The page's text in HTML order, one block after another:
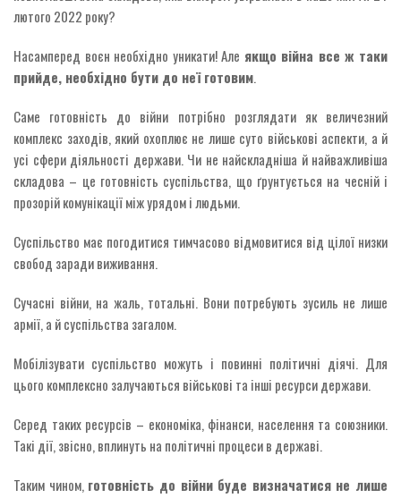
лютого 2022 року?
Насамперед воєн необхідно уникати! Але якщо війна все ж таки
прийде, необхідно бути до неї готовим.
Саме готовність до війни потрібно розглядати як величезний
комплекс заходів, який охоплює не лише суто військові аспекти, а й
усі сфери діяльності держави. Чи не найскладніша й найважливіша
складова – це готовність суспільства, що ґрунтується на чесній і
прозорій комунікації між урядом і людьми.
Суспільство має погодитися тимчасово відмовитися від цілої низки
свобод заради виживання.
Сучасні війни, на жаль, тотальні. Вони потребують зусиль не лише
армії, а й суспільства загалом.
Мобілізувати суспільство можуть і повинні політичні діячі. Для
цього комплексно залучаються військові та інші ресурси держави.
Серед таких ресурсів – економіка, фінанси, населення та союзники.
Такі дії, звісно, вплинуть на політичні процеси в державі.
Таким чином, готовність до війни буде визначатися не лише